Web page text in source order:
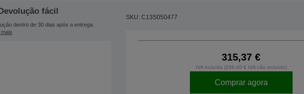
fácil
dentro de 30 dias após a entrega.
SKU: C13S050477
315,37 €
IVA incluído (256,40 € IVA não incluído)
Comprar agora